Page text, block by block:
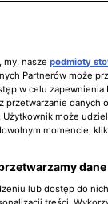
nasze podmioty
Partnerów może
w celu
przetwarzanie danych
może
momencie,
lub dostęp do